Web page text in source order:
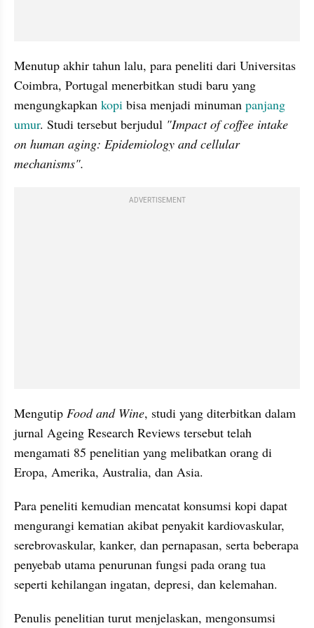
Menutup akhir tahun lalu, para peneliti dari Universitas
Coimbra, Portugal menerbitkan studi baru yang
mengungkapkan kopi bisa menjadi minuman panjang
umur. Studi tersebut berjudul "Impact of coffee intake
on human aging: Epidemiology and cellular
mechanisms".
ADVERTISEMENT
Mengutip Food and Wine, studi yang diterbitkan dalam
jurnal Ageing Research Reviews tersebut telah
mengamati 85 penelitian yang melibatkan orang di
Eropa, Amerika, Australia, dan Asia.
Para peneliti kemudian mencatat konsumsi kopi dapat
mengurangi kematian akibat penyakit kardiovaskular,
serebrovaskular, kanker, dan pernapasan, serta beberapa
penyebab utama penurunan fungsi pada orang tua
seperti kehilangan ingatan, depresi, dan kelemahan.
Penulis penelitian turut menjelaskan, mengonsumsi